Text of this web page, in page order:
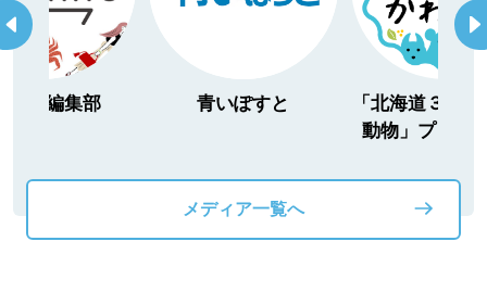
編集部 青いぽすと
「北海道３大
動物」プロジ
メディア一覧へ